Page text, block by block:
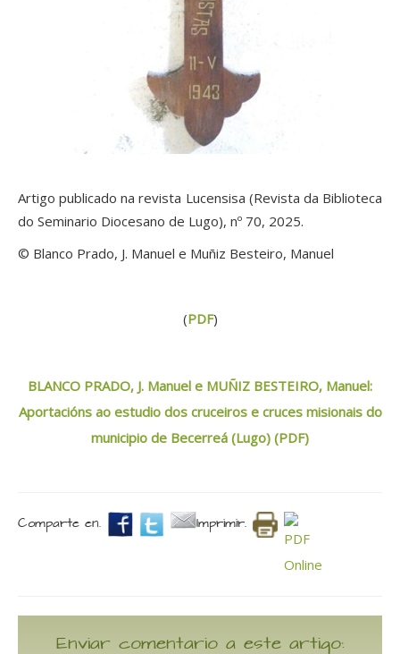
Artigo publicado na revista Lucensisa (Revista da Biblioteca
do Seminario Diocesano de Lugo), nº 70, 2025.
© Blanco Prado, J. Manuel e Muñiz Besteiro, Manuel
(PDF)
BLANCO PRADO, J. Manuel e MUÑIZ BESTEIRO, Manuel:
Aportacións ao estudio dos cruceiros e cruces misionais do
municipio de Becerreá (Lugo) (PDF)
Comparte en. Imprimir.
Enviar comentario a este artigo: